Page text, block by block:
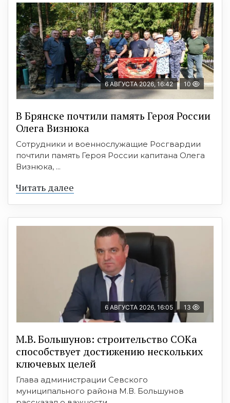
6 АВГУСТА 2026, 16:42 10
В Брянске почтили память Героя России
Олега Визнюка
Сотрудники и военнослужащие Росгвардии
почтили память Героя России капитана Олега
Визнюка, ...
Читать далее
6 АВГУСТА 2026, 16:05 13
М.В. Большунов: строительство СОКа
способствует достижению нескольких
ключевых целей
Глава администрации Севского
муниципального района М.В. Большунов